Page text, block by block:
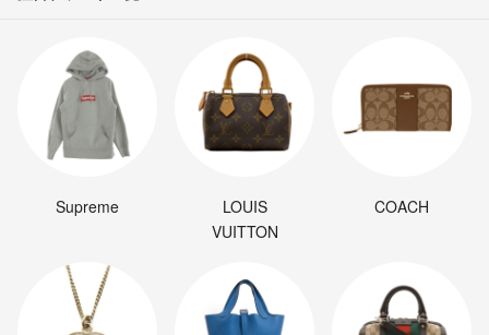
Supreme
LOUIS
VUITTON
COACH